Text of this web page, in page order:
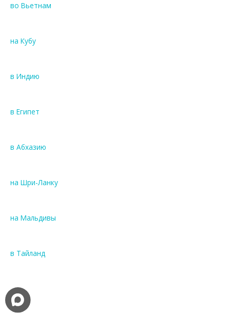
во Вьетнам
на Кубу
в Индию
в Египет
в Абхазию
на Шри-Ланку
на Мальдивы
в Тайланд